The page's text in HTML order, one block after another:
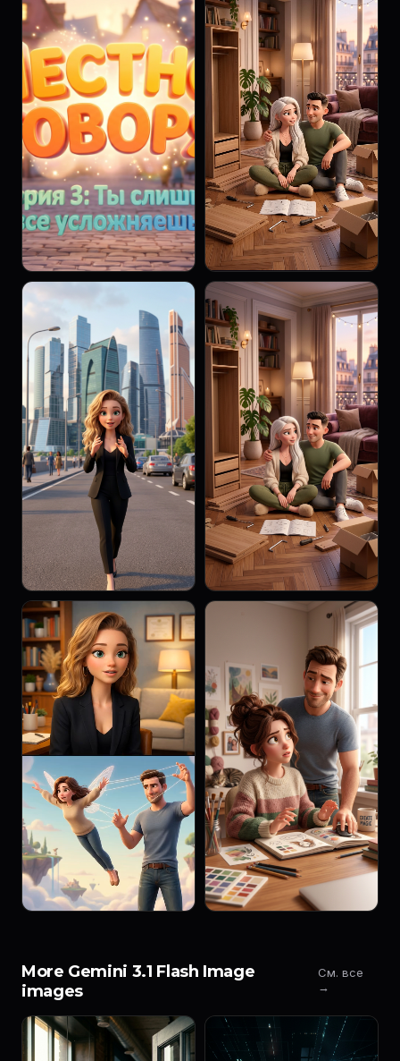
More Gemini 3.1 Flash Image
images
См. все
→